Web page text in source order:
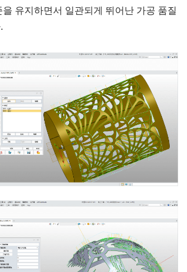
을 유지하면서 일관되게 뛰어난 가공 품질